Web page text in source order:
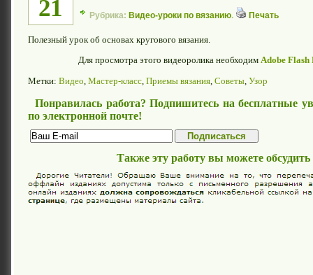
21 Рубрика: Видео-уроки по вязанию. Печать
Полезный урок об основах кругового вязания.
Для просмотра этого видеоролика необходим Adobe Flash
Метки: Видео Мастер-класс Приемы вязания Советы Узор
Понравилась работа? Подпишитесь на бесплатные
по электронной почте!
Также эту работу вы можете